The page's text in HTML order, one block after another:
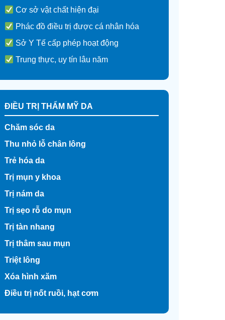
Cơ sở vật chất hiện đại
Phác đồ điều trị được cá nhân hóa
Sở Y Tế cấp phép hoạt động
Trung thực, uy tín lâu năm
ĐIỀU TRỊ THẨM MỸ DA
Chăm sóc da
Thu nhỏ lỗ chân lông
Trẻ hóa da
Trị mụn y khoa
Trị nám da
Trị sẹo rỗ do mụn
Trị tàn nhang
Trị thâm sau mụn
Triệt lông
Xóa hình xăm
Điều trị nốt ruồi, hạt cơm